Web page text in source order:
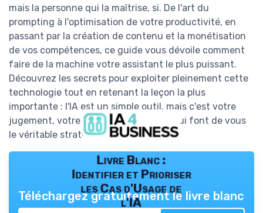
mais la personne qui la maîtrise, si. De l'art du
prompting à l'optimisation de votre productivité, en
passant par la création de contenu et la monétisation
de vos compétences, ce guide vous dévoile comment
faire de la machine votre assistant le plus puissant.
Découvrez les secrets pour exploiter pleinement cette
technologie tout en retenant la leçon la plus
importante : l'IA est un simple outil, mais c'est votre
jugement, votre vécu et votre vision qui font de vous
le véritable stratège
Livre Blanc :
Identifier et Prioriser
les Cas d'Usage de
l'IA
Téléchargez gratuitement le livre blanc